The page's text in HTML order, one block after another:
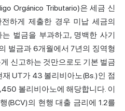
Orgánico Tributario)은 세금 신
하게 제출한 경우 미납 세금의
벌금을 부과하고, 명백한 사기
벌금과 6개월에서 7년의 징역형
신고하는 것만으로도 기본 벌금
UT가 43 볼리비아노(Bs.)인 점
볼리비아노에 해당합니다. 이
(BCV)의 현행 대출 금리에 1.2를